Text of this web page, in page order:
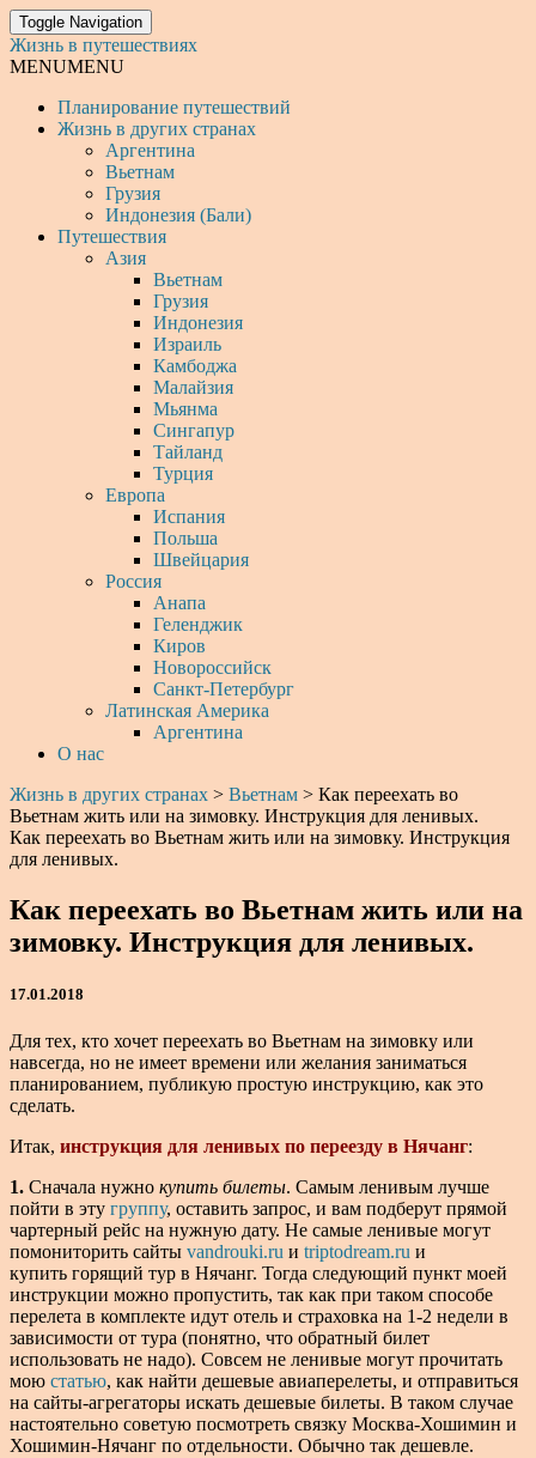
Toggle Navigation
Жизнь в путешествиях
MENUMENU
Планирование путешествий
Жизнь в других странах
Аргентина
Вьетнам
Грузия
Индонезия (Бали)
Путешествия
Азия
Вьетнам
Грузия
Индонезия
Израиль
Камбоджа
Малайзия
Мьянма
Сингапур
Тайланд
Турция
Европа
Испания
Польша
Швейцария
Россия
Анапа
Геленджик
Киров
Новороссийск
Санкт-Петербург
Латинская Америка
Аргентина
О нас
Жизнь в других странах > Вьетнам > Как переехать во
Вьетнам жить или на зимовку. Инструкция для ленивых.
Как переехать во Вьетнам жить или на зимовку. Инструкция
для ленивых.
Как переехать во Вьетнам жить или на
зимовку. Инструкция для ленивых.
17.01.2018
Для тех, кто хочет переехать во Вьетнам на зимовку или
навсегда, но не имеет времени или желания заниматься
планированием, публикую простую инструкцию, как это
сделать.
Итак, инструкция для ленивых по переезду в Нячанг:
1. Сначала нужно купить билеты. Самым ленивым лучше
пойти в эту группу, оставить запрос, и вам подберут прямой
чартерный рейс на нужную дату. Не самые ленивые могут
помониторить сайты vandrouki.ru и triptodream.ru и
купить горящий тур в Нячанг. Тогда следующий пункт моей
инструкции можно пропустить, так как при таком способе
перелета в комплекте идут отель и страховка на 1-2 недели в
зависимости от тура (понятно, что обратный билет
использовать не надо). Совсем не ленивые могут прочитать
мою статью, как найти дешевые авиаперелеты, и отправиться
на сайты-агрегаторы искать дешевые билеты. В таком случае
настоятельно советую посмотреть связку Москва-Хошимин и
Хошимин-Нячанг по отдельности. Обычно так дешевле.